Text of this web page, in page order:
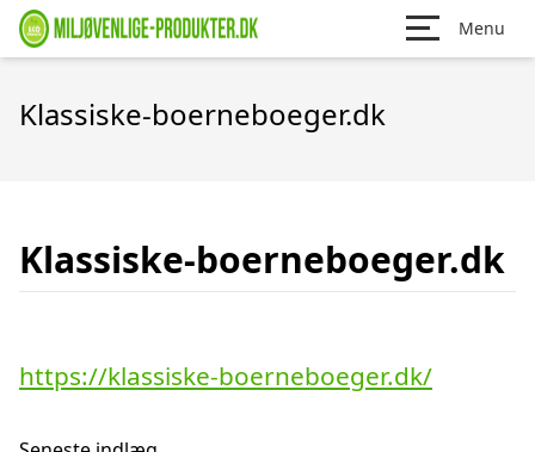
Menu
Klassiske-boerneboeger.dk
Klassiske-boerneboeger.dk
https://klassiske-boerneboeger.dk/